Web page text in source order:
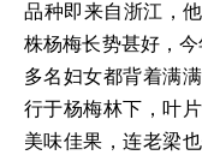
品种即来自浙江，
株杨梅长势甚好，
多名妇女都背着满
行于杨梅林下，叶
美味佳果，连老梁